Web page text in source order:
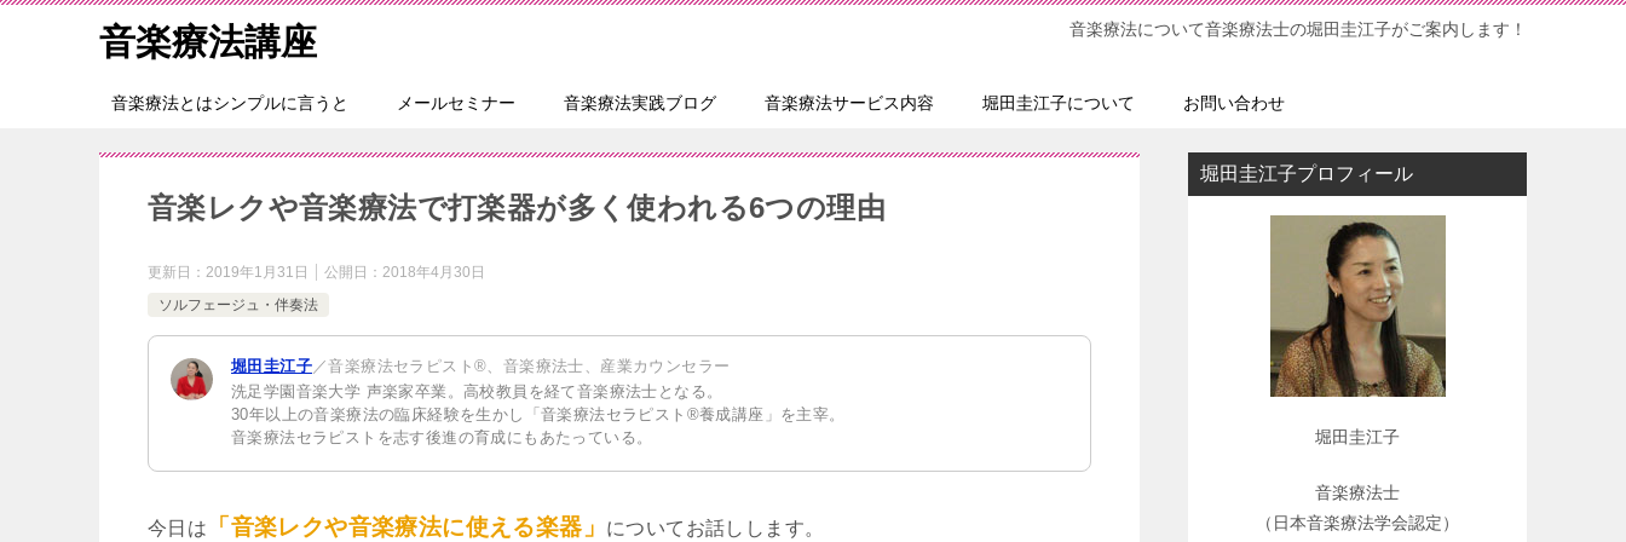
音楽療法講座 音楽療法について音楽療法士の堀田圭江子がご案内します！
音楽療法とはシンプルに言うと メールセミナー 音楽療法実践ブログ 音楽療法サービス内容 堀田圭江子について お問い合わせ
音楽レクや音楽療法で打楽器が多く使われる6つの理由
更新日： 2019年1月31日 公開日： 2018年4月30日
ソルフェージュ・伴奏法
堀田圭江子／音楽療法セラピスト®、音楽療法士、産業カウンセラー
洗足学園音楽大学 声楽家卒業。高校教員を経て音楽療法士となる。
30年以上の音楽療法の臨床経験を生かし「音楽療法セラピスト®養成講座」を主宰。
音楽療法セラピストを志す後進の育成にもあたっている。
今日は 「音楽レクや音楽療法に使える楽器」 についてお話しします。
堀田圭江子プロフィール
堀田圭江子
音楽療法士
（日本音楽療法学会認定）